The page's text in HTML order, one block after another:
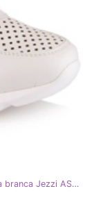
Sapatos desportivos de mulher com cunha oculta branca Jezzi ASA170-11 branco